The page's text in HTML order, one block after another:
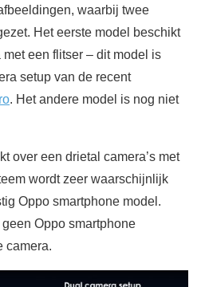
waarbij twee
Het eerste model beschikt
een flitser – dit model is
setup van de recent
. Het andere model is nog niet
over een drietal camera’s met
wordt zeer waarschijnlijk
Oppo smartphone model.
Oppo smartphone
camera.